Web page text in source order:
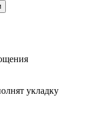
укладку